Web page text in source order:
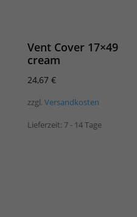
Vent Cover 17×49
cream
24,67 €
zzgl. Versandkosten
Lieferzeit: 7 - 14 Tage